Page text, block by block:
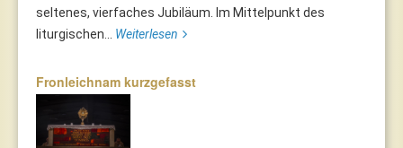
seltenes, vierfaches Jubiläum. Im Mittelpunkt des
liturgischen... Weiterlesen
Fronleichnam kurzgefasst